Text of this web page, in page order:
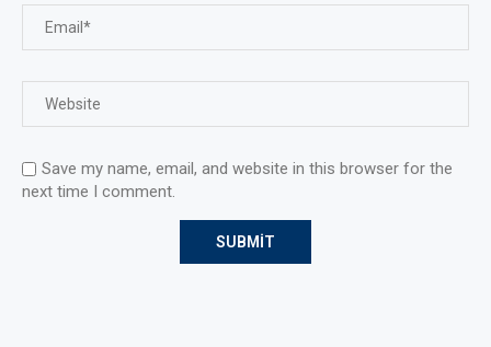
Save my name, email, and website in this browser for the
next time I comment.